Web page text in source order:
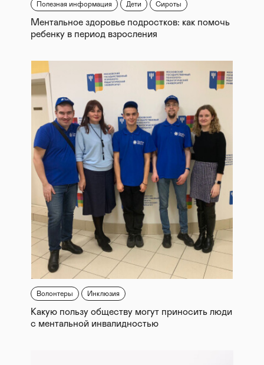
Полезная информация Дети Сироты
Ментальное здоровье подростков: как помочь
ребенку в период взросления
Волонтеры Инклюзия
Какую пользу обществу могут приносить люди
с ментальной инвалидностью